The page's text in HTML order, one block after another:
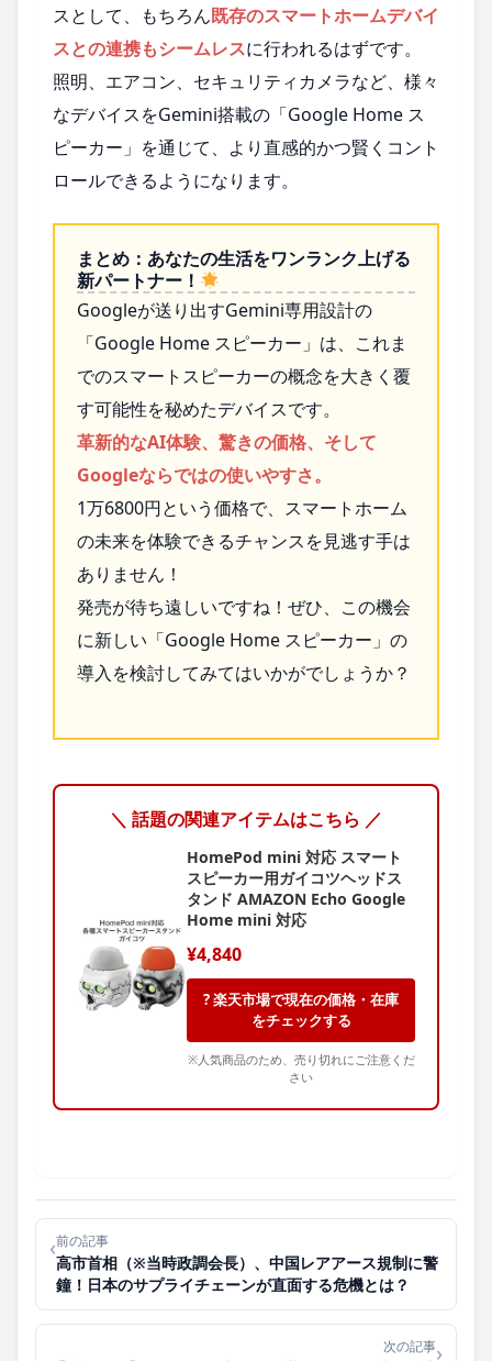
スとして、もちろん既存のスマートホームデバイ
スとの連携もシームレスに行われるはずです。
照明、エアコン、セキュリティカメラなど、様々
なデバイスをGemini搭載の「Google Home ス
ピーカー」を通じて、より直感的かつ賢くコント
ロールできるようになります。
まとめ：あなたの生活をワンランク上げる
新パートナー！
Googleが送り出すGemini専用設計の
「Google Home スピーカー」は、これま
でのスマートスピーカーの概念を大きく覆
す可能性を秘めたデバイスです。
革新的なAI体験、驚きの価格、そして
Googleならではの使いやすさ。
1万6800円という価格で、スマートホーム
の未来を体験できるチャンスを見逃す手は
ありません！
発売が待ち遠しいですね！ぜひ、この機会
に新しい「Google Home スピーカー」の
導入を検討してみてはいかがでしょうか？
＼ 話題の関連アイテムはこちら ／
HomePod mini 対応 スマート
スピーカー用ガイコツヘッドス
タンド AMAZON Echo Google
Home mini 対応
¥4,840
? 楽天市場で現在の価格・在庫
をチェックする
※人気商品のため、売り切れにご注意くだ
さい
‹前の記事
高市首相（※当時政調会長）、中国レアアース規制に警
鐘！日本のサプライチェーンが直面する危機とは？
次の記事›